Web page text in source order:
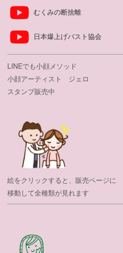
むくみの断捨離
日本爆上げバスト協会
LINEでも小顔メソッド
小顔アーティスト ジェロ
スタンプ販売中
絵をクリックすると、販売ページに
移動して全種類が見れます